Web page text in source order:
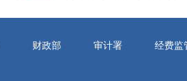
财政部 审计署 经费监